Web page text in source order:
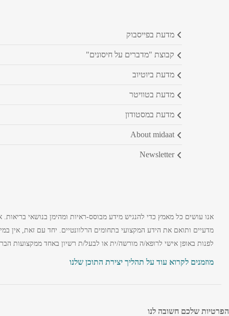
מדעת בפייסבוק
קבוצת "מדברים על חיסונים"
מדעת ביוטיוב
מדעת בטוויטר
מדעת במסטודון
about midaat
newsletter
אנו עושים כל מאמץ כדי להנגיש מידע מבוסס-ראיות ומהימן בנושאי
מדעיים ותואם את הידע המקצועי בתחומים הרלוונטיים. יחד עם זאת, אין
לפנות באופן אישי לרופא/ה מורשה/ית או לבעל/ת רשיון באחד ממקצועות
מוזמנים לקרוא עוד על תהליך יצירת התוכן שלנו
הפרטיות שלכם חשובה לנו